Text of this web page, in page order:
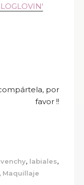
por
favor !!
, labiales,
, Maquillaje